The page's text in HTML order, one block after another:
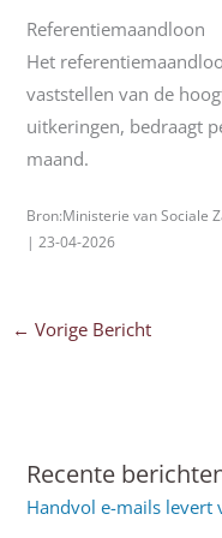
Referentiemaandloon
Het
vaststellen van de
uitkeringen, bedraagt
maand.
Bron:Ministerie van Sociale
| 23-04-2026
← Vorige Bericht
Recente
Handvol e-mails